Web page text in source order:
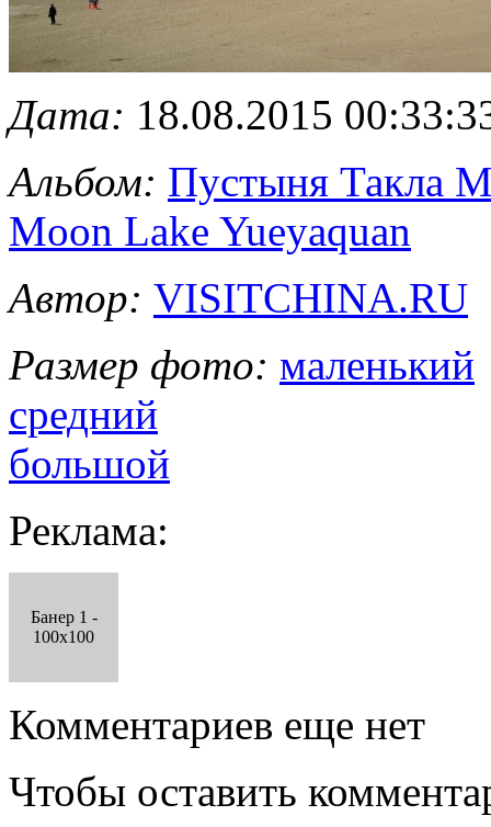
Дата: 18.08.2015
Альбом: Пустыня Такла
Moon Lake Yueyaquan
Автор: VISITCHINA.RU
Размер фото: маленький
средний
большой
Реклама:
Банер 1 -
100x100
Комментариев еще нет
Чтобы оставить